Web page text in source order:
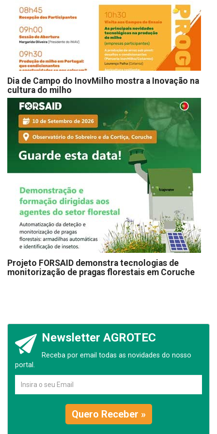
Dia de Campo do InovMilho mostra a Inovação na
cultura do milho
Projeto FORSAID demonstra tecnologias de
monitorização de pragas florestais em Coruche
Newsletter AGROTEC
Receba por email todas as novidades do nosso
portal.
Quero Receber »